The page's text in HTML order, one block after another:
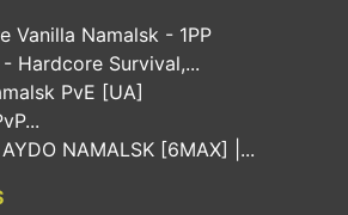
Vanilla Namalsk - 1PP
Hardcore Survival,...
PvE [UA]
NAMALSK [6MAX] |...